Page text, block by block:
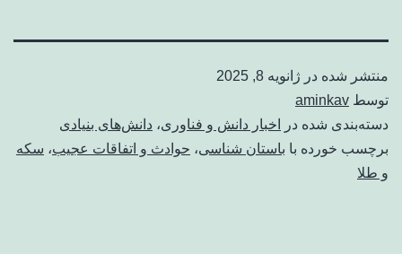
منتشر شده در ژانویه 8, 2025
توسط aminkav
دسته‌بندی شده در
اخبار دانش و فناوری، دانش‌های بنیادی
برچسب خورده با باستان شناسی، حوادث و اتفاقات عجیب، سکه
و طلا